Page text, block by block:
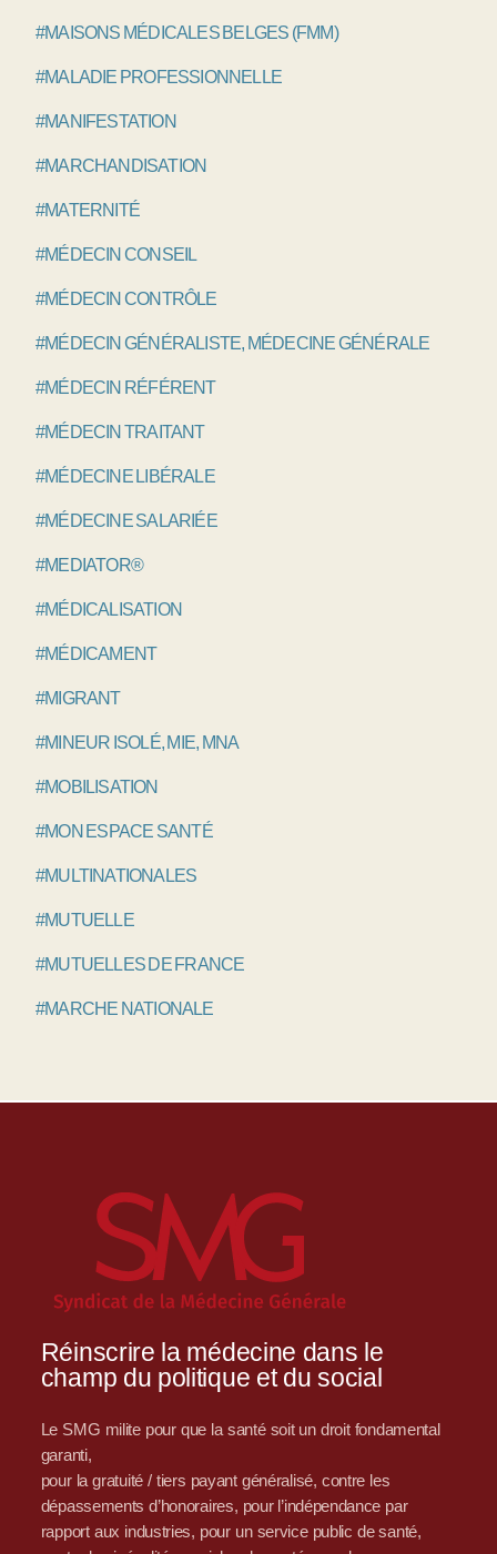
#MAISONS MÉDICALES BELGES (FMM)
#MALADIE PROFESSIONNELLE
#MANIFESTATION
#MARCHANDISATION
#MATERNITÉ
#MÉDECIN CONSEIL
#MÉDECIN CONTRÔLE
#MÉDECIN GÉNÉRALISTE, MÉDECINE GÉNÉRALE
#MÉDECIN RÉFÉRENT
#MÉDECIN TRAITANT
#MÉDECINE LIBÉRALE
#MÉDECINE SALARIÉE
#MEDIATOR®
#MÉDICALISATION
#MÉDICAMENT
#MIGRANT
#MINEUR ISOLÉ, MIE, MNA
#MOBILISATION
#MON ESPACE SANTÉ
#MULTINATIONALES
#MUTUELLE
#MUTUELLES DE FRANCE
#MARCHE NATIONALE
Réinscrire la médecine dans le
champ du politique et du social
Le SMG milite pour que la santé soit un droit fondamental
garanti,
pour la gratuité / tiers payant généralisé, contre les
dépassements d’honoraires, pour l’indépendance par
rapport aux industries, pour un service public de santé,